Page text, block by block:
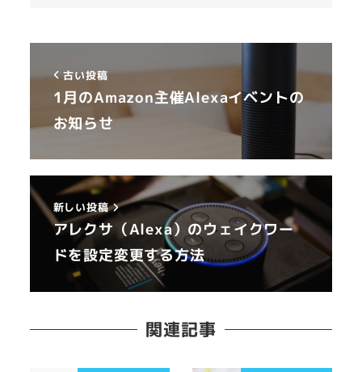
古い投稿
1月のAmazon主催Alexaイベントの
お知らせ
新しい投稿
アレクサ（Alexa）のウェイクワー
ドを設定変更する方法
関連記事